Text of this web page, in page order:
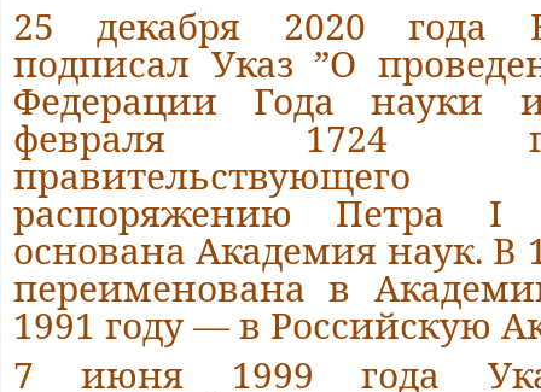
25 декабря 2020 года
подписал Указ ”О
Федерации Года науки
февраля 1724
распоряжению Петра
основана Академия наук. В
переименована в
1991 году — в Российскую
7 июня 1999 года